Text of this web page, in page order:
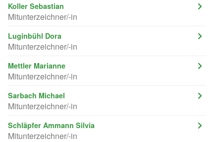
Koller Sebastian
Mitunterzeichner/-in
Luginbühl Dora
Mitunterzeichner/-in
Mettler Marianne
Mitunterzeichner/-in
Sarbach Michael
Mitunterzeichner/-in
Schläpfer Ammann Silvia
Mitunterzeichner/-in